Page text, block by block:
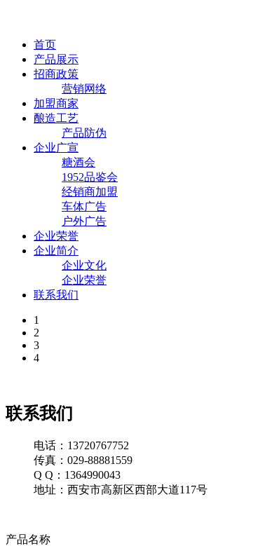
首页
产品展示
招商政策
营销网络
加盟商家
酿造工艺
产品防伪
企业广宣
糖酒会
1952品鉴会
经销商加盟
车体广告
户外广告
企业荣誉
企业简介
企业文化
企业荣誉
联系我们
1
2
3
4
联系我们
电话：13720767752
传真：029-88881559
Q Q：1364990043
地址：西安市高新区西部大道117号
产品名称